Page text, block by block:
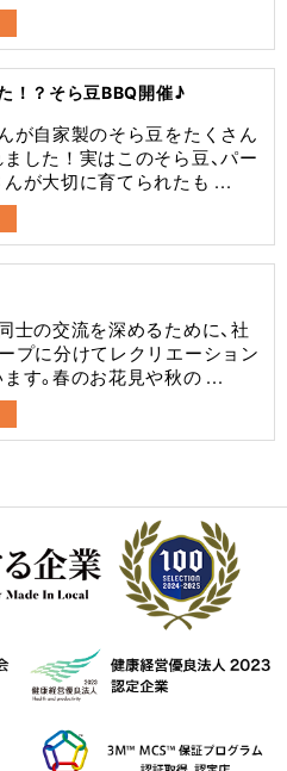
！？そら豆BBQ開催♪
が自家製のそら豆をたくさん
した！実はこのそら豆、パー
んが大切に育てられたも ...
士の交流を深めるために、社
プに分けてレクリエーション
す。春のお花見や秋の ...